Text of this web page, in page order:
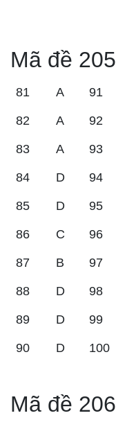
Mã đề 205
81 A 91
82 A 92
83 A 93
84 D 94
85 D 95
86 C 96
87 B 97
88 D 98
89 D 99
90 D 100
Mã đề 206